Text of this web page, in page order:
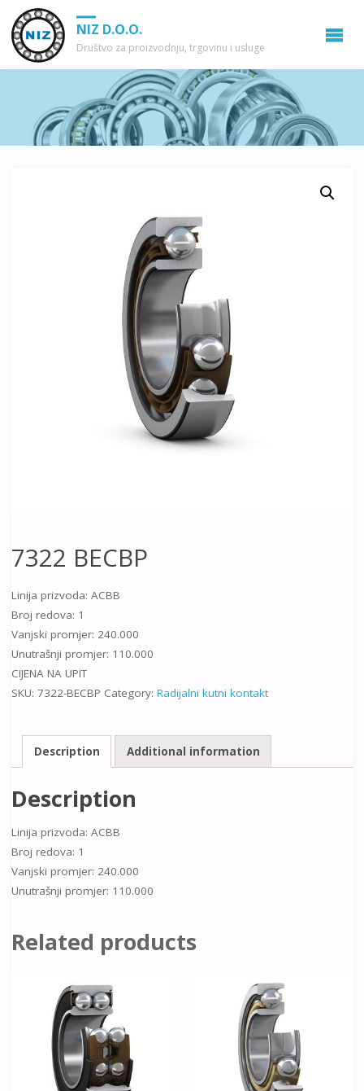
NIZ D.O.O.
Društvo za proizvodnju, trgovinu i usluge
7322 BECBP
Linija prizvoda: ACBB
Broj redova: 1
Vanjski promjer: 240.000
Unutrašnji promjer: 110.000
CIJENA NA UPIT
SKU: 7322-BECBP Category: Radijalni kutni kontakt
Description Additional information
Description
Linija prizvoda: ACBB
Broj redova: 1
Vanjski promjer: 240.000
Unutrašnji promjer: 110.000
Related products